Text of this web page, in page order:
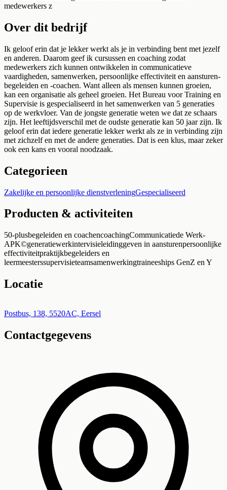
medewerkers z
Over dit bedrijf
Ik geloof erin dat je lekker werkt als je in verbinding bent met jezelf
en anderen. Daarom geef ik cursussen en coaching zodat
medewerkers zich kunnen ontwikkelen in communicatieve
vaardigheden, samenwerken, persoonlijke effectiviteit en aansturen-
begeleiden en -coachen. Want alleen als mensen kunnen groeien,
kan een organisatie als geheel groeien. Het Bureau voor Training en
Supervisie is gespecialiseerd in het samenwerken van 5 generaties
op de werkvloer. Van de jongste generatie weten we dat ze schaars
zijn. Het leeftijdsverschil met de oudste generatie kan 50 jaar zijn. Ik
geloof erin dat iedere generatie lekker werkt als ze in verbinding zijn
met zichzelf en met de andere generaties. Dat is een klus, maar zeker
ook een kans en vooral noodzaak.
Categorieen
Zakelijke en persoonlijke dienstverleningGespecialiseerd
Producten & activiteiten
50-plusbegeleiden en coachencoachingCommunicatiede Werk-
APK©generatiewerkintervisieleidinggeven in aansturenpersoonlijke
effectiviteitpraktijkbegeleiders en
leermeesterssupervisieteamsamenwerkingtraineeships GenZ en Y
Locatie
+
−
Postbus, 138, 5520AC, Eersel
Contactgegevens